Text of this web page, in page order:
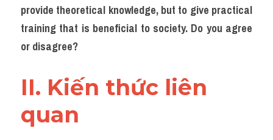
Process
Task 1
Advice
IELTS Advice
provide theoretical knowledge, but to give practical
training that is beneficial to society. Do you agree
or disagree?
II. Kiến thức liên
quan